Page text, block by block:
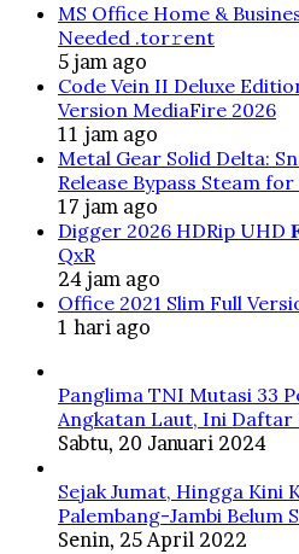
MS Office Home &
Needed .tоr𝚛еnt
5 jam ago
Code Vein II Deluxe
Version MediaFire 2026
11 jam ago
Metal Gear Solid Delta:
Release Bypass Steam
17 jam ago
Digger 2026 HDRip UHD
QxR
24 jam ago
Office 2021 Slim Full
1 hari ago
Panglima TNI Mutasi 33
Angkatan Laut, Ini Daftar
Sabtu, 20 Januari 2024
Sejak Jumat, Hingga Kini
Palembang-Jambi Belum
Senin, 25 April 2022